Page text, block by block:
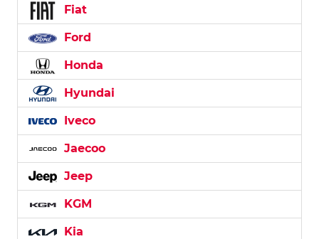
Fiat
Ford
Honda
Hyundai
Iveco
Jaecoo
Jeep
KGM
Kia